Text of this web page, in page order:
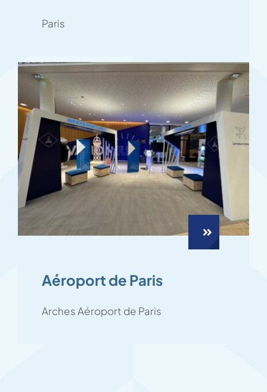
Paris
Aéroport de Paris
Arches Aéroport de Paris